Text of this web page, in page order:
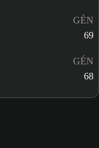
GÉN
69
GÉN
68